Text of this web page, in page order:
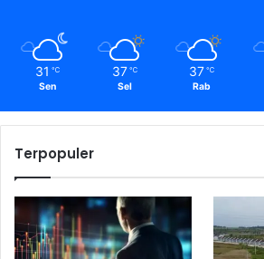
31 ℃
Sen
37 ℃
Sel
37 ℃
Rab
Terpopuler